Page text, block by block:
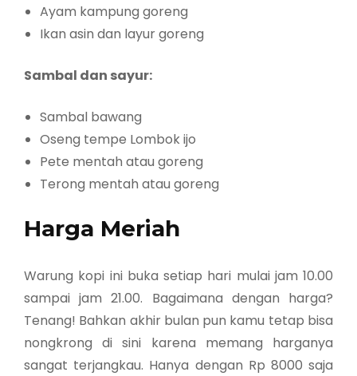
Ayam kampung goreng
Ikan asin dan layur goreng
Sambal dan sayur:
Sambal bawang
Oseng tempe Lombok ijo
Pete mentah atau goreng
Terong mentah atau goreng
Harga Meriah
Warung kopi ini buka setiap hari mulai jam 10.00
sampai jam 21.00. Bagaimana dengan harga?
Tenang! Bahkan akhir bulan pun kamu tetap bisa
nongkrong di sini karena memang harganya
sangat terjangkau. Hanya dengan Rp 8000 saja